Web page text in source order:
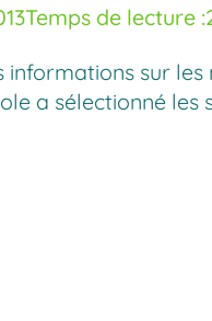
Temps de lecture :
sur les
a sélectionné